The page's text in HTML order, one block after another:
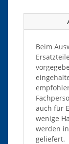
Beim
auch für
wenige
werden
geliefert.